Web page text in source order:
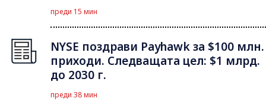
преди 15 мин
NYSE поздрави Payhawk за $100 млн.
приходи. Следващата цел: $1 млрд.
до 2030 г.
преди 38 мин